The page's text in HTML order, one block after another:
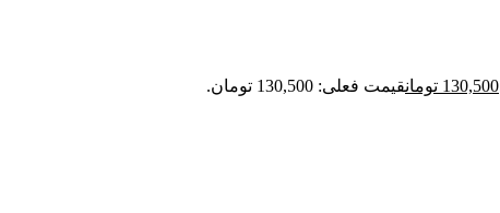
130,500 تومانقیمت فعلی: 130,500 تومان.